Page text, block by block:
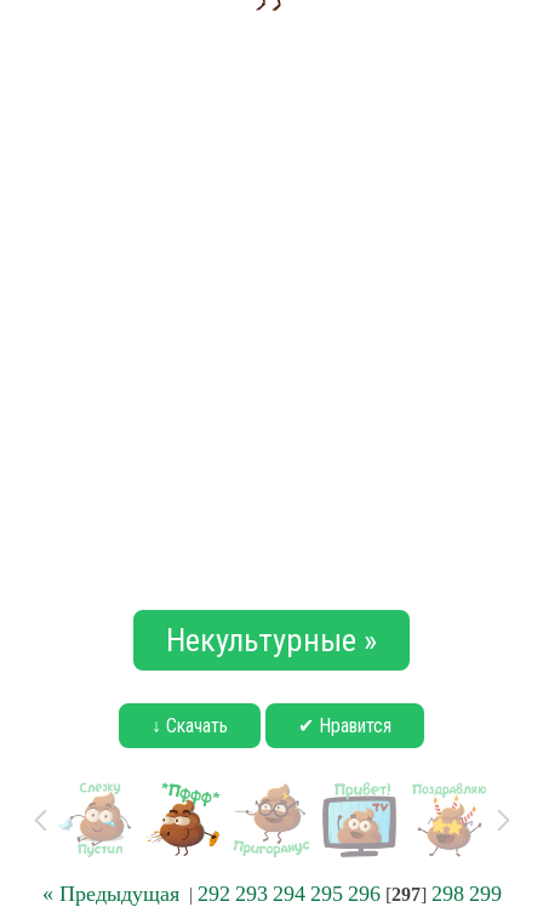
Некультурные »
↓ Скачать ✔ Нравится
« Предыдущая| 292 293 294 295 296[297] 298 299